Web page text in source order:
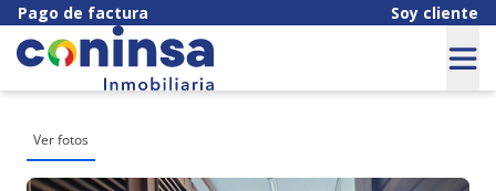
Pago de factura Soy cliente
Ver fotos